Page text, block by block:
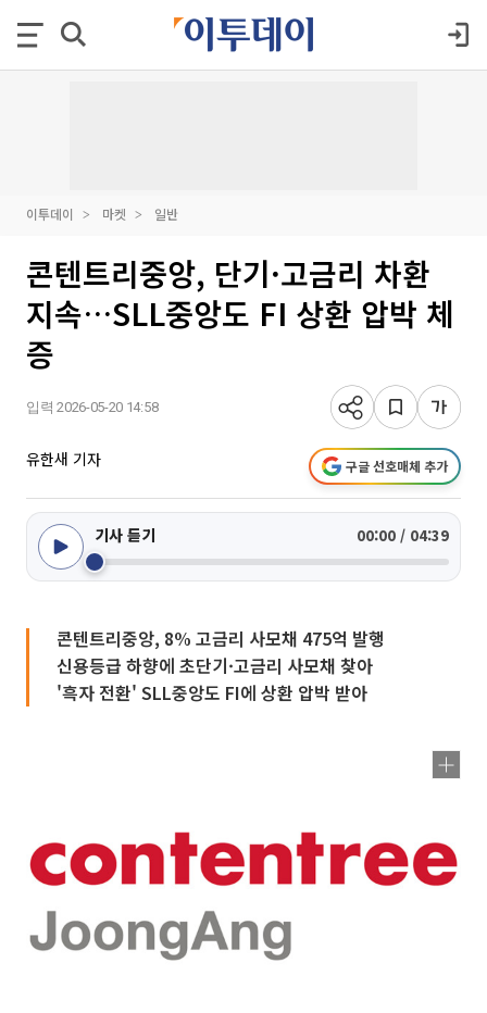
이투데이 마켓 일반
콘텐트리중앙, 단기·고금리 차환
지속…SLL중앙도 FI 상환 압박 체
증
입력 2026-05-20 14:58
유한새 기자 구글 선호매체 추가
기사 듣기 00:00 / 04:39
콘텐트리중앙, 8% 고금리 사모채 475억 발행
신용등급 하향에 초단기·고금리 사모채 찾아
'흑자 전환' SLL중앙도 FI에 상환 압박 받아